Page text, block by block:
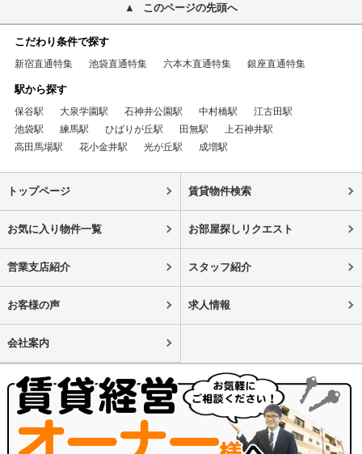
このページの先頭へ
こだわり条件で探す
新宿直通特集 池袋直通特集 六本木直通特集 銀座直通特集
駅から探す
保谷駅 大泉学園駅 石神井公園駅 中村橋駅
江古田駅
池袋駅
練馬駅 ひばりが丘駅 田無駅
上石神井駅
高田馬場駅
花小金井駅 光が丘駅 成増駅
トップページ 賃貸物件検索
お気に入り物件一覧 お部屋探しリクエスト
営業支店紹介 スタッフ紹介
お客様の声 求人情報
会社案内